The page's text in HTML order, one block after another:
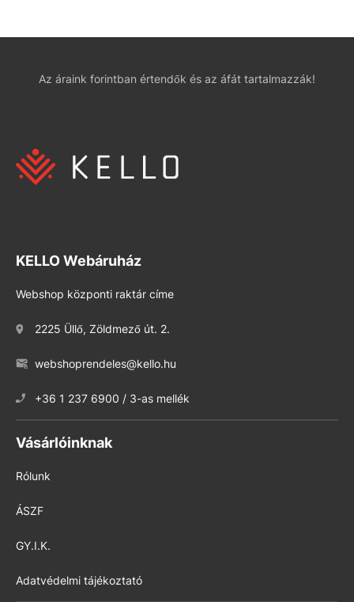
Az áraink forintban értendők és az áfát tartalmazzák!
KELLO Webáruház
Webshop központi raktár címe
2225 Üllő, Zöldmező út. 2.
webshoprendeles@kello.hu
+36 1 237 6900 / 3-as mellék
Vásárlóinknak
Rólunk
ÁSZF
GY.I.K.
Adatvédelmi tájékoztató